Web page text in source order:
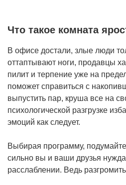
Что такое комната
В офисе достали, злые люди
оттаптывают ноги, продавцы
пилит и терпение уже на
поможет справиться с
выпустить пар, круша все на
психологической разгрузке
эмоций как следует.
Выбирая программу,
сильно вы и ваши друзья
расслаблении. Ведь